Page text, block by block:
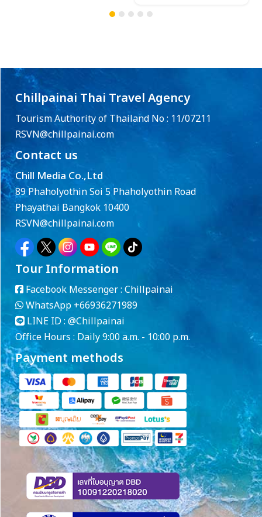
Chillpainai Thai Travel Agency
Tourism Authority of Thailand No : 11/07211
RSVN@chillpainai.com
Contact us
Chill Media Co.,Ltd
89 Phaholyothin Soi 5 Phaholyothin Road
Phayathai Bangkok 10400
RSVN@chillpainai.com
Tour Information
Facebook Messenger : Chillpainai
WhatsApp +66936271989
LINE ID : @Chillpainai
Office Hours : Daily 9:00 a.m. - 10:00 p.m.
Payment methods